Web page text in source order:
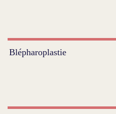
Blépharoplastie